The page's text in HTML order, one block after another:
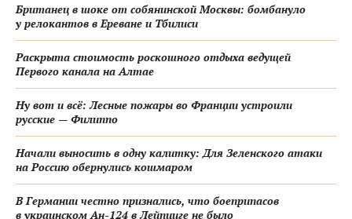
Британец в шоке от собянинской Москвы: бомбануло
у релокантов в Ереване и Тбилиси
Раскрыта стоимость роскошного отдыха ведущей
Первого канала на Алтае
Ну вот и всё: Лесные пожары во Франции устроили
русские — Филиппо
Начали выносить в одну калитку: Для Зеленского атаки
на Россию обернулись кошмаром
В Германии честно признались, что боеприпасов
в украинском Ан-124 в Лейпциге не было